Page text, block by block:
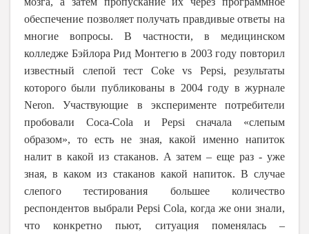
обеспечение позволяет получать правдивые ответы на
многие вопросы. В частности, в медицинском
колледже Бэйлора Рид Монтегю в 2003 году повторил
известный слепой тест Coke vs Pepsi, результаты
которого были публикованы в 2004 году в журнале
Neron. Участвующие в эксперименте потребители
пробовали Coca-Cola иPepsi
сначала «слепым
образом», то есть не зная, какой именно напиток
налит в какой из стаканов. А затем – еще раз - уже
зная, в каком из стаканов какой напиток. В случае
слепого тестирования большее количество
респондентов выбрали Pepsi Cola, когда же они знали,
что конкретно пьют, ситуация поменялась –